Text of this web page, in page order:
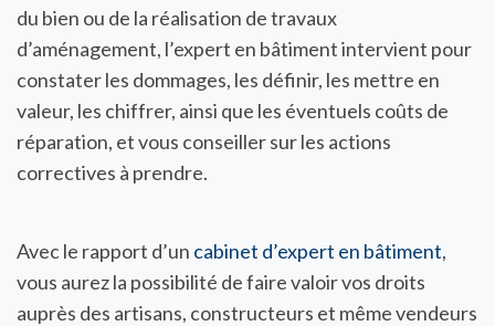
du bien ou de la réalisation de travaux
d’aménagement, l’expert en bâtiment intervient pour
constater les dommages, les définir, les mettre en
valeur, les chiffrer, ainsi que les éventuels coûts de
réparation, et vous conseiller sur les actions
correctives à prendre.
Avec le rapport d’un cabinet d’expert en bâtiment,
vous aurez la possibilité de faire valoir vos droits
auprès des artisans, constructeurs et même vendeurs